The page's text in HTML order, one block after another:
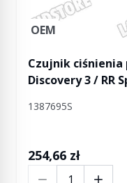
OEM
Czujnik
Discovery 3 / RR
1387695S
254,66 zł